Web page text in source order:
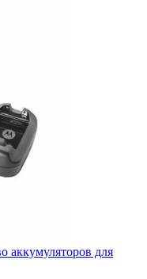
аккумуляторов для